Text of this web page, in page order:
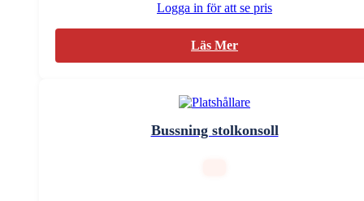
Logga in för att se pris
Läs Mer
Bussning stolkonsoll